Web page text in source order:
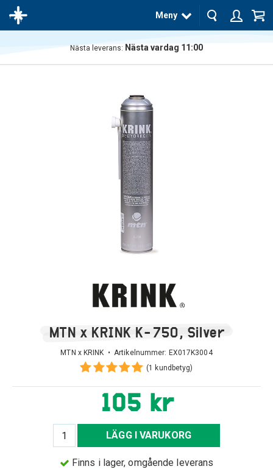
Meny
Nästa leverans: Nästa vardag 11:00
MTN x KRINK K-750, Silver
MTN x KRINK • Artikelnummer: EX017K3004
(1 kundbetyg)
105 kr
LÄGG I VARUKORG
Finns i lager, omgående leverans